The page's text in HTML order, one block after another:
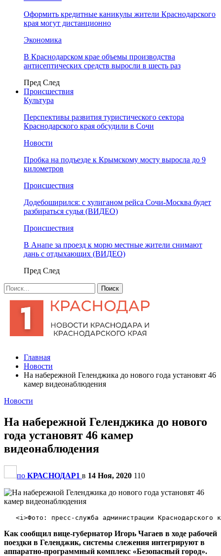
Оформить кредитные каникулы жители Краснодарского
края могут дистанционно
Экономика
В Краснодарском крае объемы производства
антисептических средств выросли в шесть раз
Пред След
Происшествия
Культура
Перспективы развития туристического сектора
Краснодарского края обсудили в Сочи
Новости
Пробка на подъезде к Крымскому мосту выросла до 9
километров
Происшествия
Додебоширился: с хулиганом рейса Сочи-Москва будет
разбираться судья (ВИДЕО)
Происшествия
В Анапе за проезд к морю местные жители снимают
дань с отдыхающих (ВИДЕО)
Пред След
Главная
Новости
На набережной Геленджика до нового года установят 46
камер видеонаблюдения
Новости
На набережной Геленджика до нового
года установят 46 камер
видеонаблюдения
по КРАСНОДАР1 в 14 Ноя, 2020 110
Как сообщил вице-губернатор Игорь Чагаев в ходе рабочей
поездки в Геленджик, системы слежения интегрируют в
аппаратно-программный комплекс «Безопасный город».